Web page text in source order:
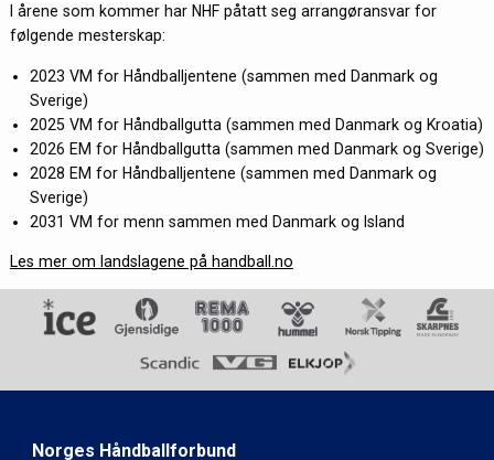
I årene som kommer har NHF påtatt seg arrangøransvar for
følgende mesterskap:
2023 VM for Håndballjentene (sammen med Danmark og
Sverige)
2025 VM for Håndballgutta (sammen med Danmark og Kroatia)
2026 EM for Håndballgutta (sammen med Danmark og Sverige)
2028 EM for Håndballjentene (sammen med Danmark og
Sverige)
2031 VM for menn sammen med Danmark og Island
Les mer om landslagene på handball.no
Norges Håndballforbund